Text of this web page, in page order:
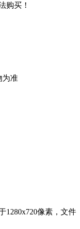
购买！
为准
1280x720像素，文件